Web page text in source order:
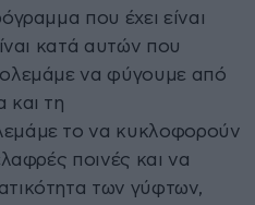
που έχει είναι
κατά αυτών που
να φύγουμε από
και τη
το να κυκλοφορούν
ποινές και να
των γύφτων,